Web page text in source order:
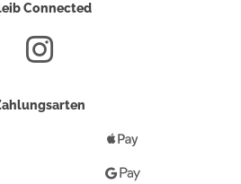
Connected
Pay
Google